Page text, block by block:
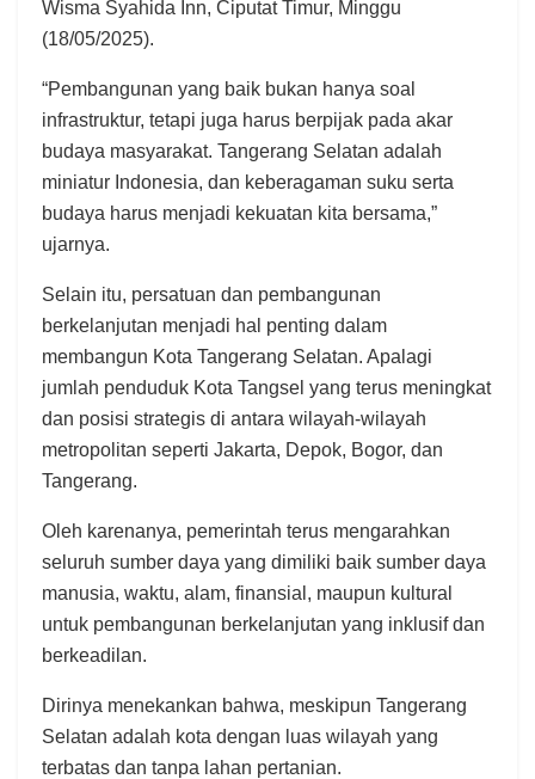
Wisma Syahida Inn, Ciputat Timur, Minggu
(18/05/2025).
“Pembangunan yang baik bukan hanya soal
infrastruktur, tetapi juga harus berpijak pada akar
budaya masyarakat. Tangerang Selatan adalah
miniatur Indonesia, dan keberagaman suku serta
budaya harus menjadi kekuatan kita bersama,”
ujarnya.
Selain itu, persatuan dan pembangunan
berkelanjutan menjadi hal penting dalam
membangun Kota Tangerang Selatan. Apalagi
jumlah penduduk Kota Tangsel yang terus meningkat
dan posisi strategis di antara wilayah-wilayah
metropolitan seperti Jakarta, Depok, Bogor, dan
Tangerang.
Oleh karenanya, pemerintah terus mengarahkan
seluruh sumber daya yang dimiliki baik sumber daya
manusia, waktu, alam, finansial, maupun kultural
untuk pembangunan berkelanjutan yang inklusif dan
berkeadilan.
Dirinya menekankan bahwa, meskipun Tangerang
Selatan adalah kota dengan luas wilayah yang
terbatas dan tanpa lahan pertanian.